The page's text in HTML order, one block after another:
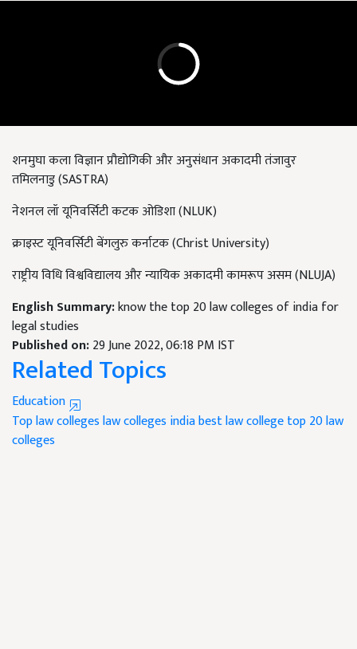
शनमुघा कला विज्ञान प्रौद्योगिकी और अनुसंधान अकादमी तंजावुर
तमिलनाडु(SASTRA)
नेशनल लॉ यूनिवर्सिटी कटक ओडिशा(NLUK)
क्राइस्ट यूनिवर्सिटी बेंगलुरु कर्नाटक(Christ University)
राष्ट्रीय विधि विश्वविद्यालय और न्यायिक अकादमी कामरूप असम(NLUJA)
English Summary:know the top 20 law colleges of india for
legal studies
Published on:29 June 2022, 06:18 PM IST
Related Topics
Education
Top law collegeslaw colleges indiabest law collegetop 20 law
colleges